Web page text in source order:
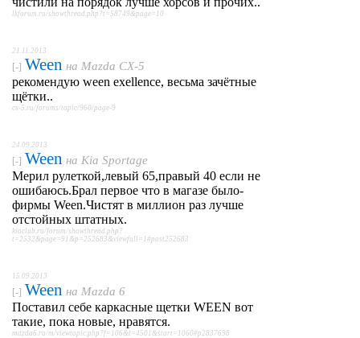
lkforum.ru/showthread.php?t=58749&page=10
21.11.2013
[-] Ween на Mazda CX-5
рекомендую ween exellence, весьма зачётные
щётки..
cx-5.ru/forums/topic/960/page-9
24.09.2013
[-] Ween на Kia Sportage
Мерил рулеткой,левый 65,правый 40 если не
ошибаюсь.Брал первое что в магазе было-
фирмы Ween.Чистят в миллион раз лучше
отстойных штатных.
kiaclub.ru/forum/showthread.php?
t=2532&page=91&p=252683&viewfull=1#post252683
15.09.2013
[-] Ween на Mazda 6
Поставил себе каркасные щетки WEEN вот
такие, пока новые, нравятся.
mazda6.ru/m/viewtopic.php?f=106&t=4501&start=1060#p2837698